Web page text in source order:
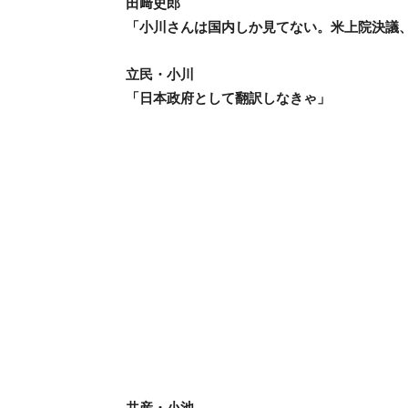
「小川さんは国内しか見てない。米上院決議
立民・小川
「日本政府として翻訳しなきゃ」